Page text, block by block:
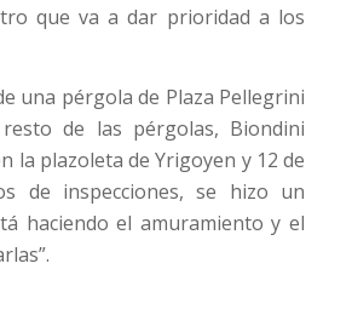
que va a dar prioridad a los
una pérgola de Plaza Pellegrini
de las pérgolas, Biondini
la plazoleta de Yrigoyen y 12 de
de inspecciones, se hizo un
haciendo el amuramiento y el